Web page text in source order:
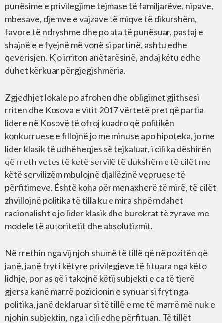
punësime e privilegjime tejmase të familjarëve, nipave,
mbesave, djemve e vajzave të miqve të dikurshëm,
favore të ndryshme dhe po ata të punësuar, pastaj e
shajnë e e fyejnë më vonë si partinë, ashtu edhe
qeverisjen. Kjo irriton anëtarësinë, andaj këtu edhe
duhet kërkuar përgjegjshmëria.
Zgjedhjet lokale po afrohen dhe obligimet gjithsesi
rriten dhe Kosova e vitit 2017 vërtetë pret që partia
lidere në Kosovë të ofroj kuadro që politikën
konkurruese e fillojnë jo me minuse apo hipoteka, jo me
lider klasik të udhëheqjes së tejkaluar, i cili ka dëshirën
që rreth vetes të ketë servilë të dukshëm e të cilët me
këtë servilizëm mbulojnë djallëzinë vepruese të
përfitimeve. Është koha për menaxherë të mirë, të cilët
zhvillojnë politika të tilla ku e mira shpërndahet
racionalisht e jo lider klasik dhe burokrat të zyrave me
modele të autoritetit dhe absolutizmit.
Në rrethin nga vij njoh shumë të tillë që në pozitën që
janë, janë fryt i këtyre privilegjeve të fituara nga këto
lidhje, por as që i takojnë këtij subjekti e ca të tjerë
gjersa kanë marrë pozicionin e synuar si fryt nga
politika, janë deklaruar si të tillë e me të marrë më nuk e
njohin subjektin, nga i cili edhe përfituan. Të tillët